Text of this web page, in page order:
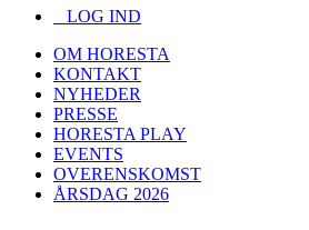
LOG IND
OM HORESTA
KONTAKT
NYHEDER
PRESSE
HORESTA PLAY
EVENTS
OVERENSKOMST
ÅRSDAG 2026